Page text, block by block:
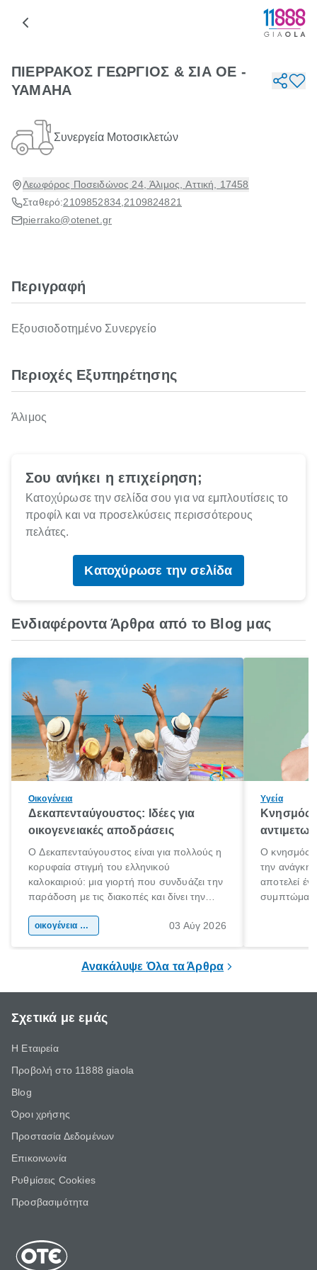
ΠΙΕΡΡΑΚΟΣ ΓΕΩΡΓΙΟΣ & ΣΙΑ ΟΕ -
YAMAHA
Συνεργεία Μοτοσικλετών
Λεωφόρος Ποσειδώνος 24, Άλιμος, Αττική, 17458
Σταθερό:2109852834 2109824821
pierrako@otenet.gr
Περιγραφή
Εξουσιοδοτημένο Συνεργείο
Περιοχές Εξυπηρέτησης
Άλιμος
Σου ανήκει η επιχείρηση;
Κατοχύρωσε την σελίδα σου για να εμπλουτίσεις το
προφίλ και να προσελκύσεις περισσότερους
πελάτες.
Κατοχύρωσε την σελίδα
Ενδιαφέροντα Άρθρα από το Blog μας
Οικογένεια
Δεκαπενταύγουστος: Ιδέες για
οικογενειακές αποδράσεις
Ο Δεκαπενταύγουστος είναι για πολλούς η
κορυφαία στιγμή του ελληνικού
καλοκαιριού: μια γιορτή που συνδυάζει την
παράδοση με τις διακοπές και δίνει την
χώρας. Είτε πρόκειται για λίγες μέρες
οικογένεια & παιδί 03 Αύγ 2026
Υγεία
Κνησμός:
Ο κνησμός
την ανάγκη
αποτελεί
Ανακάλυψε Όλα τα Άρθρα
Σχετικά με εμάς
Η Εταιρεία
Προβολή στο 11888 giaola
Blog
Όροι χρήσης
Προστασία Δεδομένων
Επικοινωνία
Ρυθμίσεις Cookies
Προσβασιμότητα